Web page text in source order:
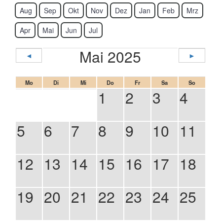
Aug
Sep Okt Nov Dez Jan Feb
Mrz
Apr
Mai Jun Jul
◄ Mai 2025 ►
Mo Di Mi Do Fr Sa So
1 2 3
4
5
6 7 8 9 10 11
12 13 14 15 16 17 18
19 20 21 22 23 24 25